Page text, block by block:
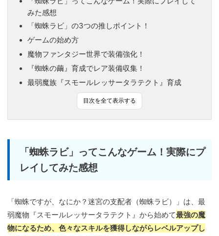
みた感想
「蜘蛛ラビ」の3つの推しポイント！
ゲームの始め方
魔物ファンタジー世界で装備強化！
『蜘蛛の繭』育成でレア装備収集！
最弱魔族『スモールレッサータラテクト』育成
目次を全て表示する
「蜘蛛ラビ」ってこんなゲーム！実際にプ
レイしてみた感想
「蜘蛛ですが、なにか？迷宮の支配者（蜘蛛ラビ）」は、最
弱魔物『スモールレッサータラテクト』から始めて最強の魔
物になるため、色々なスキルを獲得しながらレベルアップし